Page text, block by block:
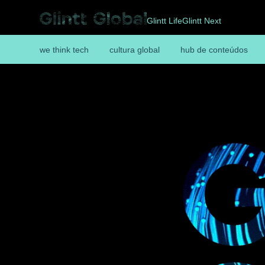
Glintt LifeGlintt Next
we think tech cultura global hub de conteúdos